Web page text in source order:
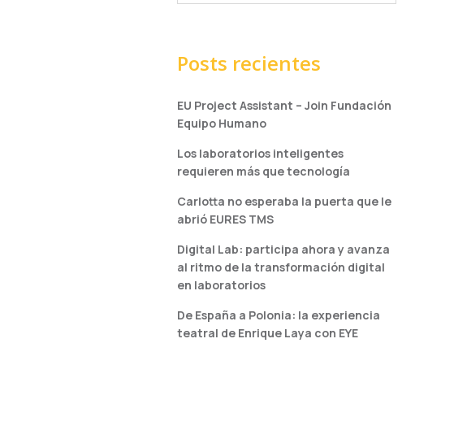
Posts recientes
EU Project Assistant – Join Fundación
Equipo Humano
Los laboratorios inteligentes
requieren más que tecnología
Carlotta no esperaba la puerta que le
abrió EURES TMS
Digital Lab: participa ahora y avanza
al ritmo de la transformación digital
en laboratorios
De España a Polonia: la experiencia
teatral de Enrique Laya con EYE